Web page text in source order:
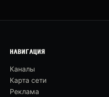
НАВИГАЦИЯ
Каналы
Карта сети
Реклама